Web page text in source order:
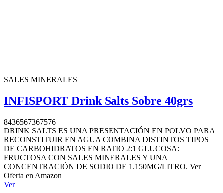
SALES MINERALES
INFISPORT Drink Salts Sobre 40grs
8436567367576
DRINK SALTS ES UNA PRESENTACIÓN EN POLVO PARA
RECONSTITUIR EN AGUA COMBINA DISTINTOS TIPOS
DE CARBOHIDRATOS EN RATIO 2:1 GLUCOSA:
FRUCTOSA CON SALES MINERALES Y UNA
CONCENTRACIÓN DE SODIO DE 1.150MG/LITRO. Ver
Oferta en Amazon
Ver